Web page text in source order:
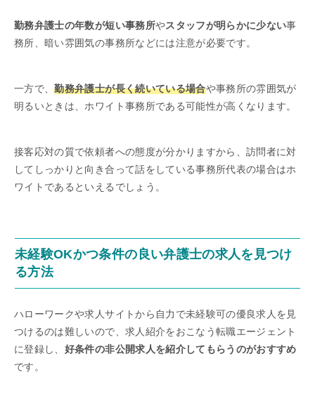
勤務弁護士の年数が短い事務所やスタッフが明らかに少ない事
務所、暗い雰囲気の事務所などには注意が必要です。
一方で、勤務弁護士が長く続いている場合や事務所の雰囲気が
明るいときは、ホワイト事務所である可能性が高くなります。
接客応対の質で依頼者への態度が分かりますから、訪問者に対
してしっかりと向き合って話をしている事務所代表の場合はホ
ワイトであるといえるでしょう。
未経験OKかつ条件の良い弁護士の求人を見つけ
る方法
ハローワークや求人サイトから自力で未経験可の優良求人を見
つけるのは難しいので、求人紹介をおこなう転職エージェント
に登録し、 好条件の非公開求人を紹介してもらうのがおすすめ
です。